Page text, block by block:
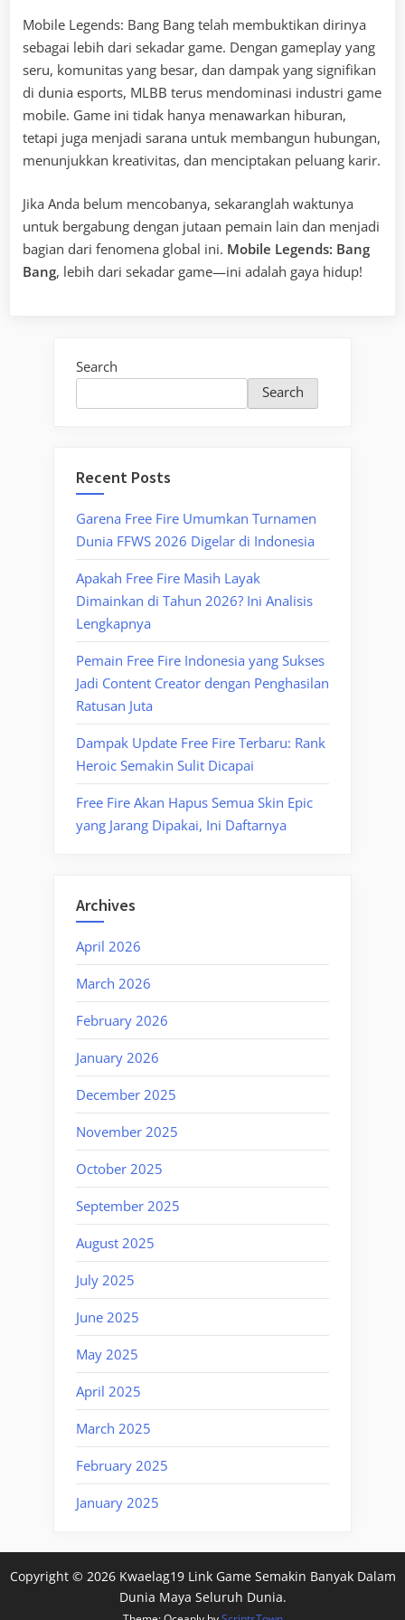
Mobile Legends: Bang Bang telah membuktikan dirinya
sebagai lebih dari sekadar game. Dengan gameplay yang
seru, komunitas yang besar, dan dampak yang signifikan
di dunia esports, MLBB terus mendominasi industri game
mobile. Game ini tidak hanya menawarkan hiburan,
tetapi juga menjadi sarana untuk membangun hubungan,
menunjukkan kreativitas, dan menciptakan peluang karir.
Jika Anda belum mencobanya, sekaranglah waktunya
untuk bergabung dengan jutaan pemain lain dan menjadi
bagian dari fenomena global ini. Mobile Legends: Bang
Bang, lebih dari sekadar game—ini adalah gaya hidup!
Search
Search
Recent Posts
Garena Free Fire Umumkan Turnamen
Dunia FFWS 2026 Digelar di Indonesia
Apakah Free Fire Masih Layak
Dimainkan di Tahun 2026? Ini Analisis
Lengkapnya
Pemain Free Fire Indonesia yang Sukses
Jadi Content Creator dengan Penghasilan
Ratusan Juta
Dampak Update Free Fire Terbaru: Rank
Heroic Semakin Sulit Dicapai
Free Fire Akan Hapus Semua Skin Epic
yang Jarang Dipakai, Ini Daftarnya
Archives
April 2026
March 2026
February 2026
January 2026
December 2025
November 2025
October 2025
September 2025
August 2025
July 2025
June 2025
May 2025
April 2025
March 2025
February 2025
January 2025
Copyright © 2026 Kwaelag19 Link Game Semakin Banyak Dalam
Dunia Maya Seluruh Dunia.